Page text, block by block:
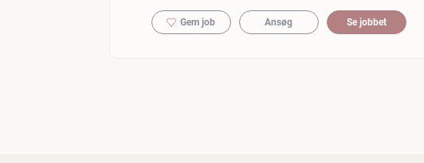
Gem job Ansøg Se jobbet